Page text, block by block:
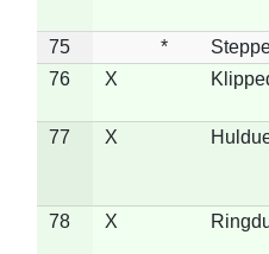
75 *
76
X
77 X
78 X